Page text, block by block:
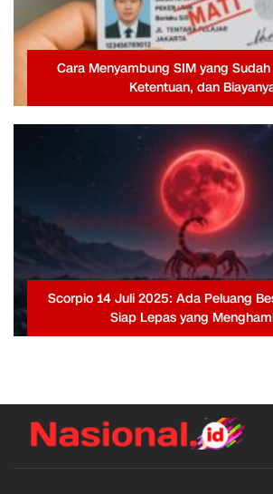
Cara Menyambung SIM yang
Ketentuan, dan
Scorpio 14 Juli 2025: Ada Peluang
Siap Lepas yang